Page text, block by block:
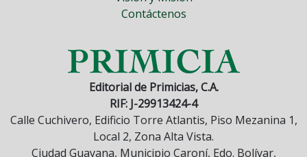
Contáctenos
Editorial de Primicias, C.A.
RIF: J-29913424-4
Calle Cuchivero, Edificio Torre Atlantis, Piso Mezanina 1,
Local 2, Zona Alta Vista.
Ciudad Guayana, Municipio Caroní, Edo. Bolívar,